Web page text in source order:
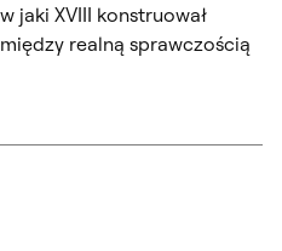
jaki XVIII konstruował
realną sprawczością